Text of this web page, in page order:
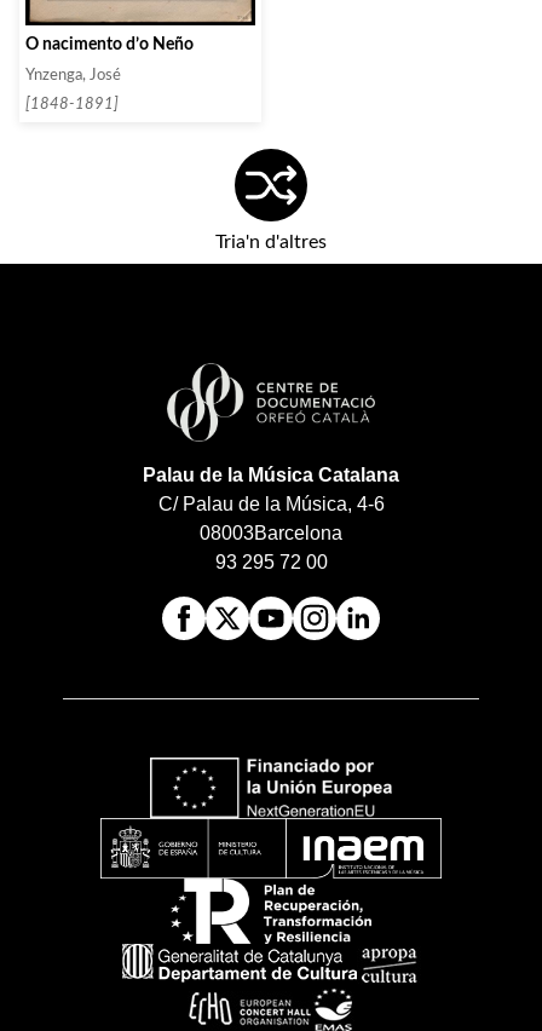
O nacimento d’o Neño
Ynzenga, José
[1848-1891]
Tria'n d'altres
Palau de la Música Catalana
C/ Palau de la Música, 4-6
08003Barcelona
93 295 72 00